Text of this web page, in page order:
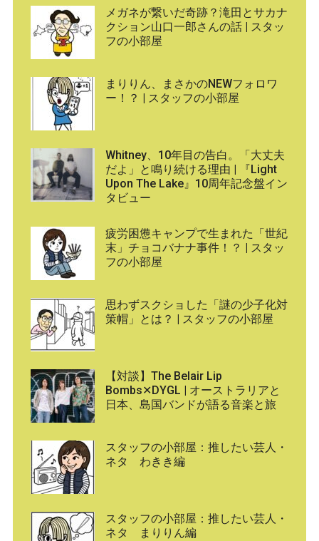
メガネが繋いだ奇跡？滝田とサカナ
クション山口一郎さんの話 | スタッ
フの小部屋
まりりん、まさかのNEWフォロワ
ー！？ | スタッフの小部屋
Whitney、10年目の告白。「大丈夫
だよ」と鳴り続ける理由 | 『Light
Upon The Lake』10周年記念盤イン
タビュー
疲労困憊キャンプで生まれた「世紀
末」チョコバナナ事件！？ | スタッ
フの小部屋
思わずスクショした「謎の少子化対
策帽」とは？ | スタッフの小部屋
【対談】The Belair Lip
Bombs✕DYGL | オーストラリアと
日本、島国バンドが語る音楽と旅
スタッフの小部屋：推したい芸人・
ネタ わきき編
スタッフの小部屋：推したい芸人・
ネタ まりりん編